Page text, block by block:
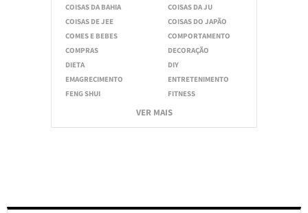
COISAS DA BAHIA
COISAS DA JU
COISAS DE JEE
COISAS DO JAPÃO
COMES E BEBES
COMPORTAMENTO
COMPRAS
DECORAÇÃO
DIETA
DIY
EMAGRECIMENTO
ENTRETENIMENTO
FENG SHUI
FITNESS
VER MAIS